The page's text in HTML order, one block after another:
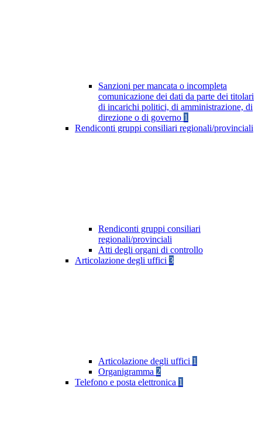
Sanzioni per mancata o incompleta
comunicazione dei dati da parte dei titolari
di incarichi politici, di amministrazione, di
direzione o di governo 1
Rendiconti gruppi consiliari regionali/provinciali
Rendiconti gruppi consiliari
regionali/provinciali
Atti degli organi di controllo
Articolazione degli uffici 3
Articolazione degli uffici 1
Organigramma 2
Telefono e posta elettronica 1